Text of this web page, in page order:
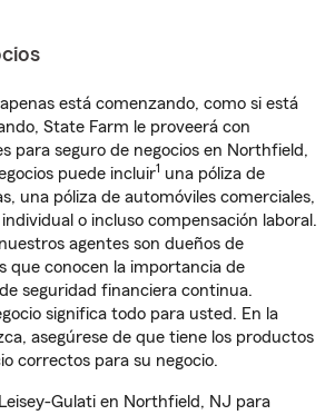
está comenzando, como si está
State Farm le proveerá con
para seguro de negocios en Northfield,
puede incluir1 una póliza de
una póliza de automóviles comerciales,
o incluso compensación laboral.
agentes son dueños de
que conocen la importancia de
seguridad financiera continua.
significa todo para usted. En la
asegúrese de que tiene los productos
correctos para su negocio.
Gulati en Northfield, NJ para